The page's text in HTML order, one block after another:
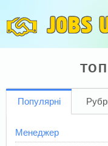
JOBS
Популярні
Менеджер